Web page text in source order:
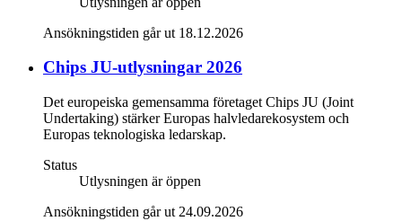
Ansökningstiden går ut 18.12.2026
Chips JU-utlysningar 2026
Det europeiska gemensamma företaget Chips JU (Joint
Undertaking) stärker Europas halvledarekosystem och
Europas teknologiska ledarskap.
Status
Utlysningen är öppen
Ansökningstiden går ut 24.09.2026